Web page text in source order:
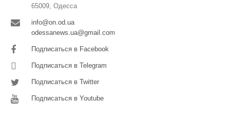
65009, Одесса
info@on.od.ua
odessanews.ua@gmail.com
Подписаться в Facebook
Подписаться в Telegram
Подписаться в Twitter
Подписаться в Youtube